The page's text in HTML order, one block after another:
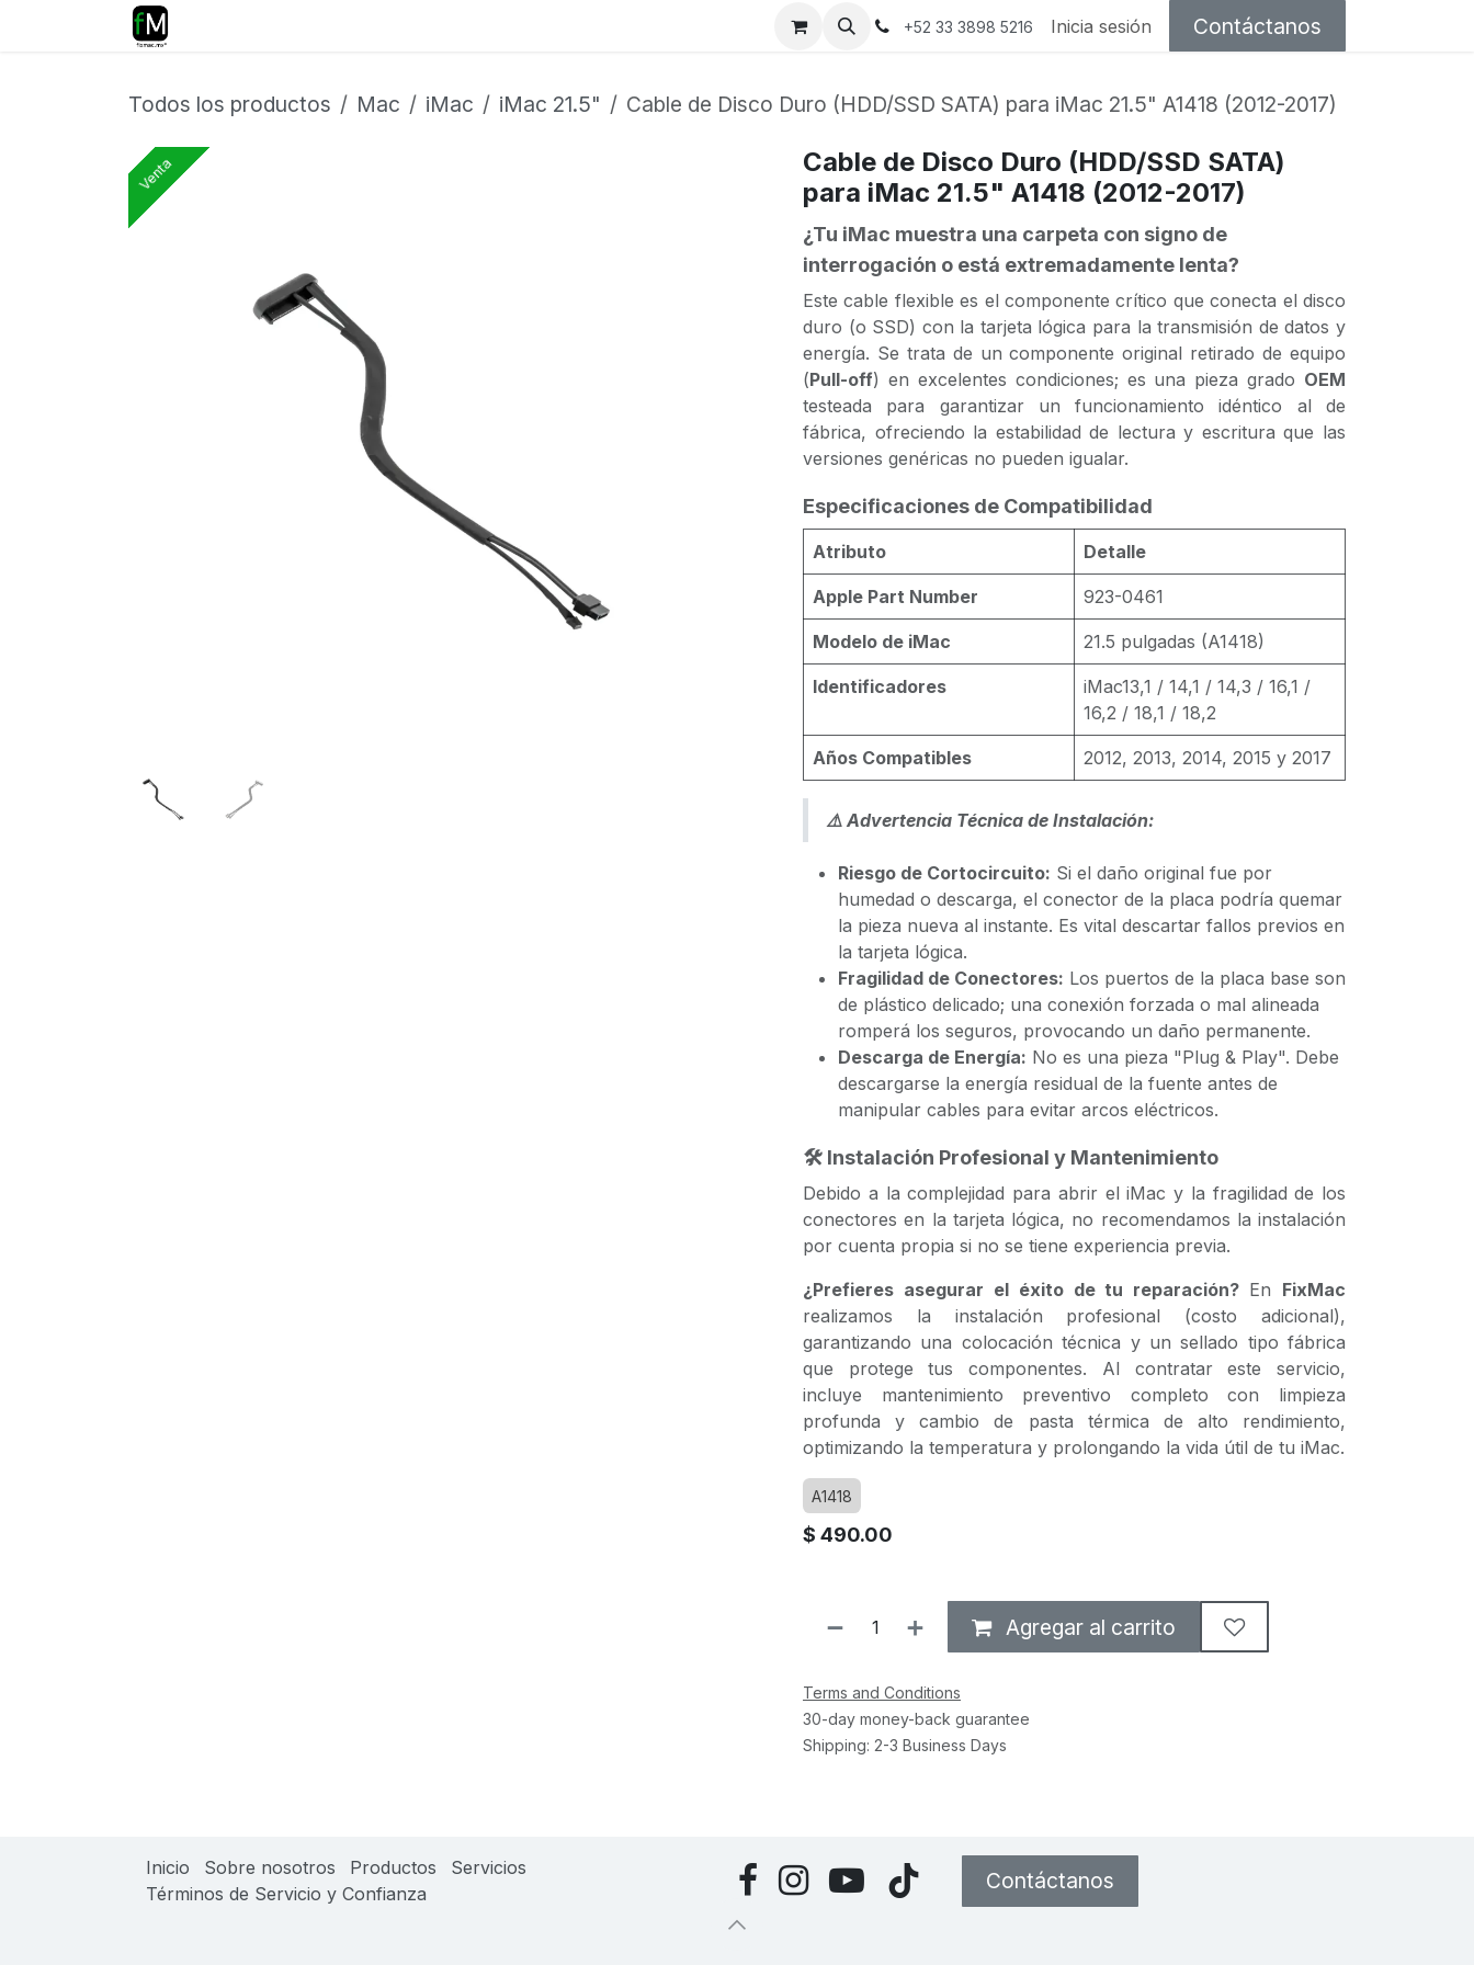
Ir al contenido Sobre nosotros +52 33 3898 5216 Inicia sesión Contáctanos
Todos los productos Mac iMac iMac 21.5" Cable de Disco Duro (HDD/SSD SATA) para iMac 21.5" A1418 (2012-2017)
Venta
Venta
Cable de Disco Duro (HDD/SSD SATA)
para iMac 21.5" A1418 (2012-2017)
¿Tu iMac muestra una carpeta con signo de
interrogación o está extremadamente lenta?
Este cable flexible es el componente crítico que conecta el disco
duro (o SSD) con la tarjeta lógica para la transmisión de datos y
energía. Se trata de un componente original retirado de equipo
(Pull-off) en excelentes condiciones; es una pieza grado OEM
testeada para garantizar un funcionamiento idéntico al de
fábrica, ofreciendo la estabilidad de lectura y escritura que las
versiones genéricas no pueden igualar.
Especificaciones de Compatibilidad
Atributo Detalle
Apple Part Number 923-0461
Modelo de iMac 21.5 pulgadas (A1418)
Identificadores
iMac13,1 / 14,1 / 14,3 / 16,1 /
16,2 / 18,1 / 18,2
Años Compatibles 2012, 2013, 2014, 2015 y 2017
⚠️ Advertencia Técnica de Instalación:
Riesgo de Cortocircuito: Si el daño original fue por
humedad o descarga, el conector de la placa podría quemar
la pieza nueva al instante. Es vital descartar fallos previos en
la tarjeta lógica.
Fragilidad de Conectores: Los puertos de la placa base son
de plástico delicado; una conexión forzada o mal alineada
romperá los seguros, provocando un daño permanente.
Descarga de Energía: No es una pieza "Plug & Play". Debe
descargarse la energía residual de la fuente antes de
manipular cables para evitar arcos eléctricos.
🛠️ Instalación Profesional y Mantenimiento
Debido a la complejidad para abrir el iMac y la fragilidad de los
conectores en la tarjeta lógica, no recomendamos la instalación
por cuenta propia si no se tiene experiencia previa.
¿Prefieres asegurar el éxito de tu reparación? En FixMac
realizamos la instalación profesional (costo adicional),
garantizando una colocación técnica y un sellado tipo fábrica
que protege tus componentes. Al contratar este servicio,
incluye mantenimiento preventivo completo con limpieza
profunda y cambio de pasta térmica de alto rendimiento,
optimizando la temperatura y prolongando la vida útil de tu iMac.
A1418
$ 490.00
Agregar al carrito
Terms and Conditions
30-day money-back guarantee
Shipping: 2-3 Business Days
Inicio Sobre nosotros Productos
Servicios
Términos de Servicio y Confianza
Contáctanos